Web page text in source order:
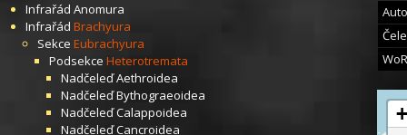
Infrařád Anomura
Infrařád Brachyura
Sekce Eubrachyura
Podsekce Heterotremata
NadčeleďAethroidea
NadčeleďBythograeoidea
NadčeleďCalappoidea
NadčeleďCancroidea
+